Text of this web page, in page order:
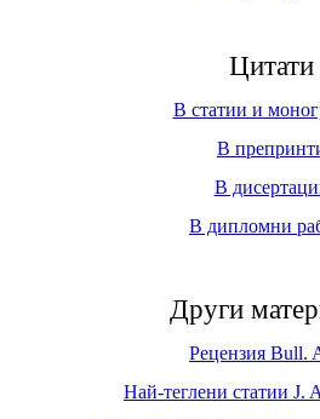
Цитати
В статии и
В
В
В дипломни
Други
Рецензия Bull.
Най-теглени статии J.